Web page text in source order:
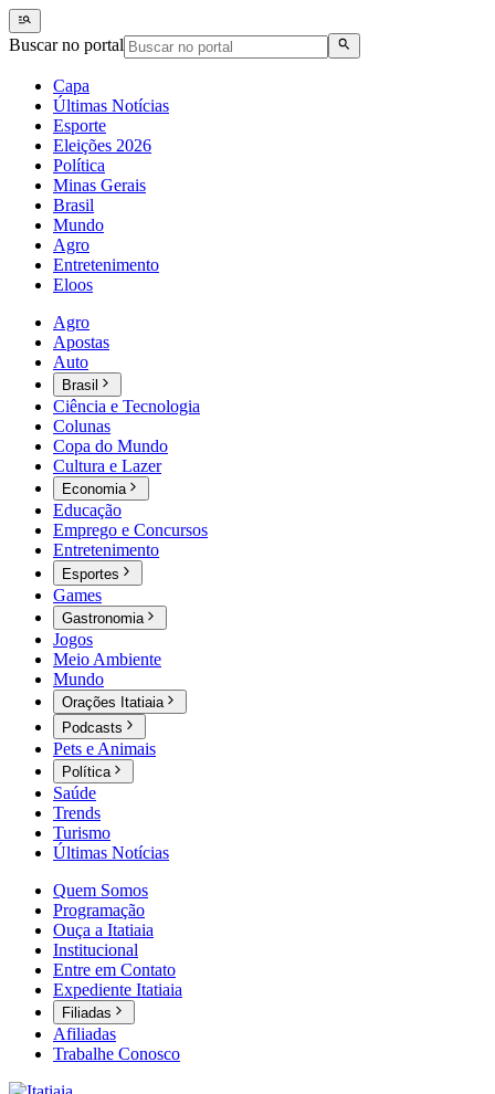
Buscar no portal
Capa
Últimas Notícias
Esporte
Eleições 2026
Política
Minas Gerais
Brasil
Mundo
Agro
Entretenimento
Eloos
Agro
Apostas
Auto
Brasil
Ciência e Tecnologia
Colunas
Copa do Mundo
Cultura e Lazer
Economia
Educação
Emprego e Concursos
Entretenimento
Esportes
Games
Gastronomia
Jogos
Meio Ambiente
Mundo
Orações Itatiaia
Podcasts
Pets e Animais
Política
Saúde
Trends
Turismo
Últimas Notícias
Quem Somos
Programação
Ouça a Itatiaia
Institucional
Entre em Contato
Expediente Itatiaia
Filiadas
Afiliadas
Trabalhe Conosco